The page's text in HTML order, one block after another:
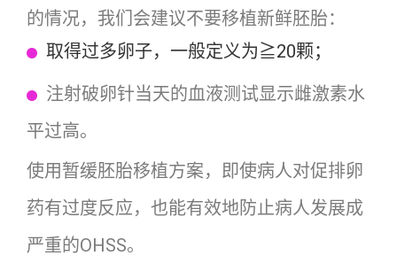
的情况，我们会建议不要移植新鲜胚胎：
取得过多卵子，一般定义为≧20颗；
注射破卵针当天的血液测试显示雌激素水
平过高。
使用暂缓胚胎移植方案，即使病人对促排卵
药有过度反应，也能有效地防止病人发展成
严重的OHSS。